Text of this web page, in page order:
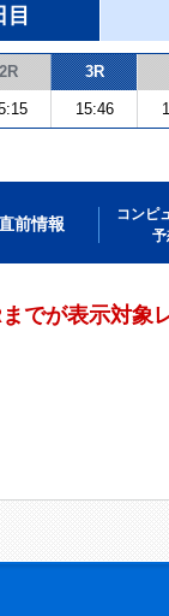
目
2R 3R
15:46
前情報
コンピ
予
でが表示対象